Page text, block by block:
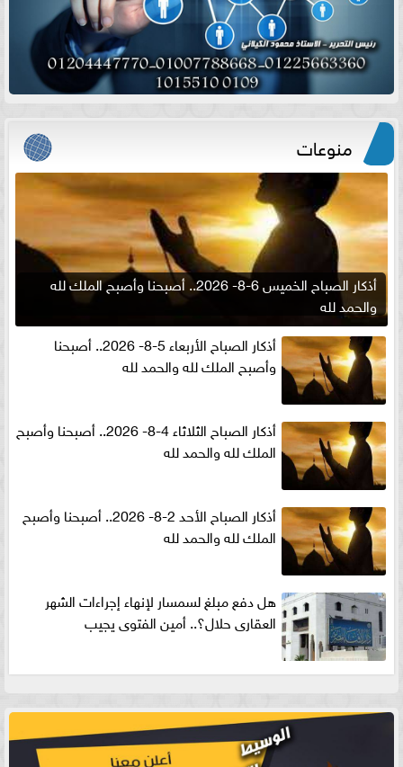
منوعات
أذكار الصباح الخميس 6-8- 2026.. أصبحنا وأصبح الملك لله
والحمد لله
أذكار الصباح الأربعاء 5-8- 2026.. أصبحنا
وأصبح الملك لله والحمد لله
أذكار الصباح الثلاثاء 4-8- 2026.. أصبحنا وأصبح
الملك لله والحمد لله
أذكار الصباح الأحد 2-8- 2026.. أصبحنا وأصبح
الملك لله والحمد لله
هل دفع مبلغ لسمسار لإنهاء إجراءات الشهر
العقارى حلال؟.. أمين الفتوى يجيب